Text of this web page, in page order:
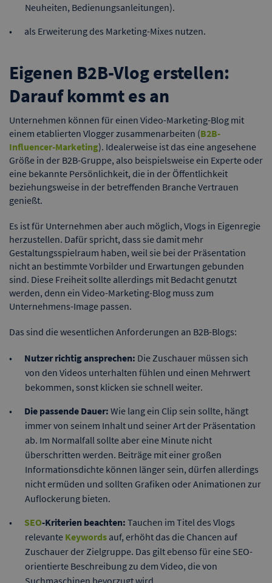
Neuheiten, Bedienungsanleitungen).
als Erweiterung des Marketing-Mixes nutzen.
Eigenen B2B-Vlog erstellen:
Darauf kommt es an
Unternehmen können für einen Video-Marketing-Blog mit
einem etablierten Vlogger zusammenarbeiten (B2B-
Influencer-Marketing). Idealerweise ist das eine angesehene
Größe in der B2B-Gruppe, also beispielsweise ein Experte oder
eine bekannte Persönlichkeit, die in der Öffentlichkeit
beziehungsweise in der betreffenden Branche Vertrauen
genießt.
Es ist für Unternehmen aber auch möglich, Vlogs in Eigenregie
herzustellen. Dafür spricht, dass sie damit mehr
Gestaltungsspielraum haben, weil sie bei der Präsentation
nicht an bestimmte Vorbilder und Erwartungen gebunden
sind. Diese Freiheit sollte allerdings mit Bedacht genutzt
werden, denn ein Video-Marketing-Blog muss zum
Unternehmens-Image passen.
Das sind die wesentlichen Anforderungen an B2B-Blogs:
Nutzer richtig ansprechen: Die Zuschauer müssen sich
von den Videos unterhalten fühlen und einen Mehrwert
bekommen, sonst klicken sie schnell weiter.
Die passende Dauer: Wie lang ein Clip sein sollte, hängt
immer von seinem Inhalt und seiner Art der Präsentation
ab. Im Normalfall sollte aber eine Minute nicht
überschritten werden. Beiträge mit einer großen
Informationsdichte können länger sein, dürfen allerdings
nicht ermüden und sollten Grafiken oder Animationen zur
Auflockerung bieten.
SEO-Kriterien beachten: Tauchen im Titel des Vlogs
relevante Keywords auf, erhöht das die Chancen auf
Zuschauer der Zielgruppe. Das gilt ebenso für eine SEO-
orientierte Beschreibung zu dem Video, die von